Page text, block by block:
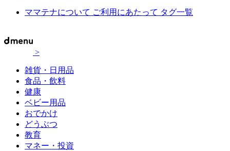
ママテナについて ご利用にあたって タグ一覧
>
雑貨・日用品
食品・飲料
健康
ベビー用品
おでかけ
どうぶつ
教育
マネー・投資